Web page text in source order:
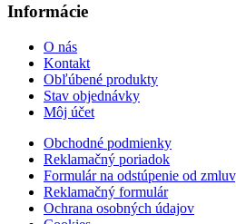
Informácie
O nás
Kontakt
Obľúbené produkty
Stav objednávky
Môj účet
Obchodné podmienky
Reklamačný poriadok
Formulár na odstúpenie od
Reklamačný formulár
Ochrana osobných údajov